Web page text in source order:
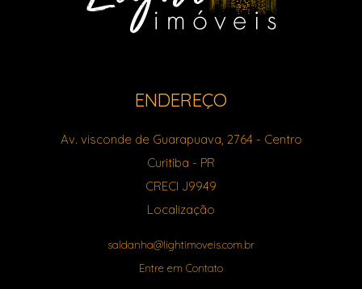
ENDEREÇO
Av. visconde de Guarapuava, 2764- Centro
Curitiba - PR
CRECI J9949
Localização
saldanha@lightimoveis.com.br
Entre em Contato